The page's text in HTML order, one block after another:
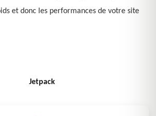
et donc les performances de votre site
Jetpack